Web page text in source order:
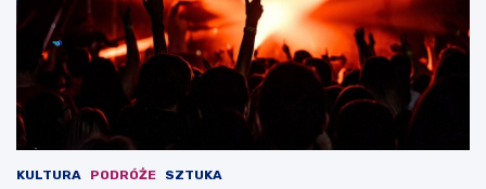
KULTURA PODRÓŻE SZTUKA